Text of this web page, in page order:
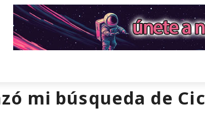
mi búsqueda de